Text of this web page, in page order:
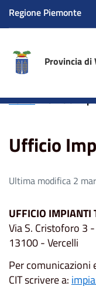
Regione Piemonte
Provincia di
Home Ufficio
Ufficio
Ultima modifica 2
UFFICIO IMPIANTI
Via S. Cristoforo 3
13100 - Vercelli
Per comunicazioni
CIT scrivere a: